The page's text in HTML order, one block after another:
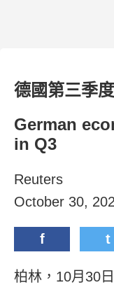
德國第三季
German
in Q3
Reuters
October 30,
f t
柏林，10月30